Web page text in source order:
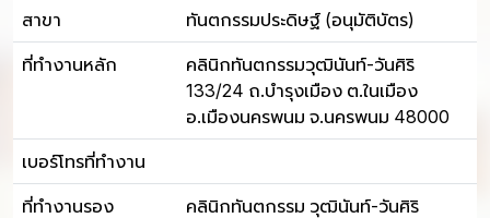
สาขา ทันตกรรมประดิษฐ์ (อนุมัติบัตร)
ที่ทำงานหลัก
คลินิกทันตกรรมวุฒินันท์-วันศิริ
133/24 ถ.บำรุงเมือง ต.ในเมือง
อ.เมืองนครพนม จ.นครพนม 48000
เบอร์โทรที่ทำงาน
ที่ทำงานรอง
คลินิกทันตกรรม วุฒินันท์-วันศิริ